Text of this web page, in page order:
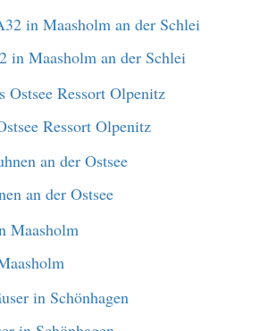
in Maasholm an der Schlei
Ressort Olpenitz
an der Ostsee